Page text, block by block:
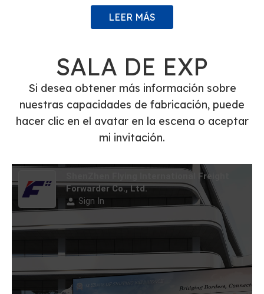
de carga Envío desde
China a
FedEx/UPS/DHL
Servicio de agentes de
envío expreso
Si desea obtener más información sobre
nuestras capacidades de fabricación, puede
hacer clic en el avatar en la escena o aceptar
mi invitación.